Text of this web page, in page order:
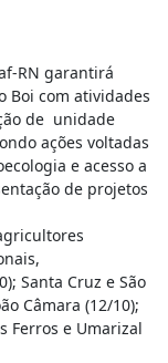
RN garantirá
Boi com atividades
de unidade
ações voltadas
e acesso a
de projetos
Santa Cruz e São
Câmara (12/10);
Ferros e Umarizal